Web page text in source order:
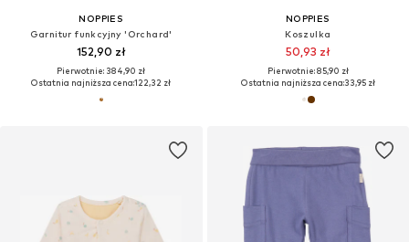
NOPPIES
Garnitur funkcyjny 'Orchard'
152,90 zł
Pierwotnie: 384,90 zł
Ostatnia najniższa cena:122,32 zł
NOPPIES
Koszulka
50,93 zł
Pierwotnie: 85,90 zł
Ostatnia najniższa cena:33,95 zł